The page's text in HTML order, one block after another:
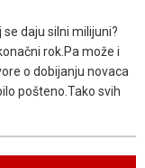
daju silni milijuni?
rok.Pa može i
o dobijanju novaca
pošteno.Tako svih